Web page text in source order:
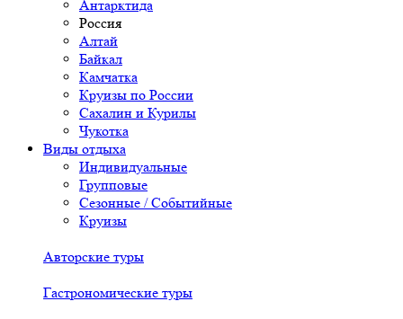
Антарктида
Россия
Алтай
Байкал
Камчатка
Круизы по России
Сахалин и Курилы
Чукотка
Виды отдыха
Индивидуальные
Групповые
Сезонные / Событийные
Круизы
Авторские туры
Гастрономические туры